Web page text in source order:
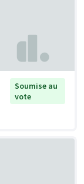
Soumise au
vote